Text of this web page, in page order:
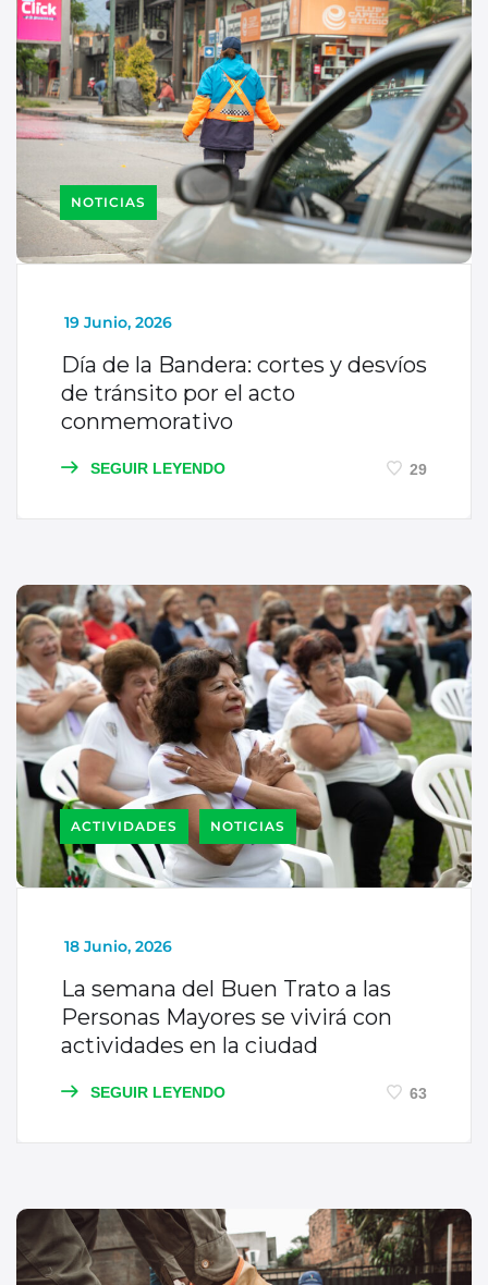
NOTICIAS
_
19 Junio, 2026
Día de la Bandera: cortes y desvíos
de tránsito por el acto
conmemorativo
SEGUIR LEYENDO 29
ACTIVIDADES NOTICIAS
_
18 Junio, 2026
La semana del Buen Trato a las
Personas Mayores se vivirá con
actividades en la ciudad
SEGUIR LEYENDO 63